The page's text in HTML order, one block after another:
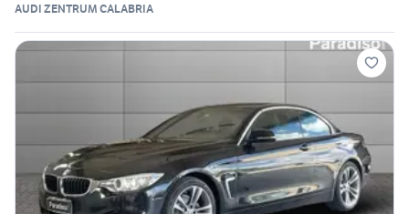
AUDI ZENTRUM CALABRIA